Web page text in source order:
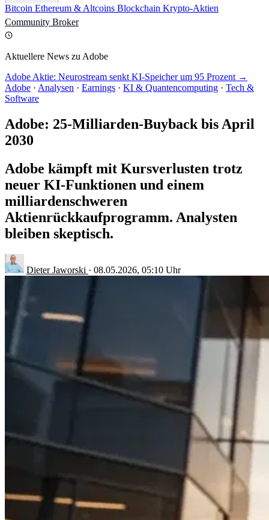
Bitcoin Ethereum & Altcoins Blockchain Krypto-Aktien
Community Broker
Aktuellere News zu Adobe
Adobe Aktie: Neurostream senkt KI-Speicher um 95 Prozent →
Adobe · Analysen · Earnings · KI & Quantencomputing · Tech &
Software
Adobe: 25-Milliarden-Buyback bis April
2030
Adobe kämpft mit Kursverlusten trotz
neuer KI-Funktionen und einem
milliardenschweren
Aktienrückkaufprogramm. Analysten
bleiben skeptisch.
Dieter Jaworski · 08.05.2026, 05:10 Uhr